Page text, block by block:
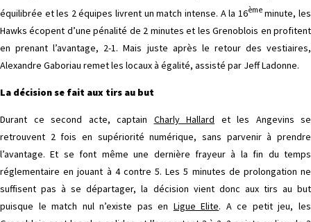
équilibrée et les 2 équipes livrent un match intense. A la 16èmeminute, les
Hawks écopent d’une pénalité de 2 minutes et les Grenoblois en profitent
en prenant l’avantage, 2-1. Mais juste après le retour des vestiaires,
Alexandre Gaboriau remet les locaux à égalité, assisté par Jeff Ladonne.
La décision se fait aux tirs au but
Durant ce second acte, captain Charly Hallard et les Angevins se
retrouvent 2 fois en supériorité numérique, sans parvenir à prendre
l’avantage. Et se font même une dernière frayeur à la fin du temps
réglementaire en jouant à 4 contre 5. Les 5 minutes de prolongation ne
suffisent pas à se départager, la décision vient donc aux tirs au but
puisque le match nul n’existe pas en Ligue Elite. A ce petit jeu, les